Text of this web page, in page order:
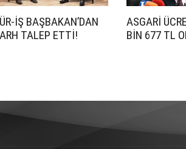
İŞ BAŞBAKAN’DAN
TALEP ETTİ!
ASGARİ
BİN 677 TL